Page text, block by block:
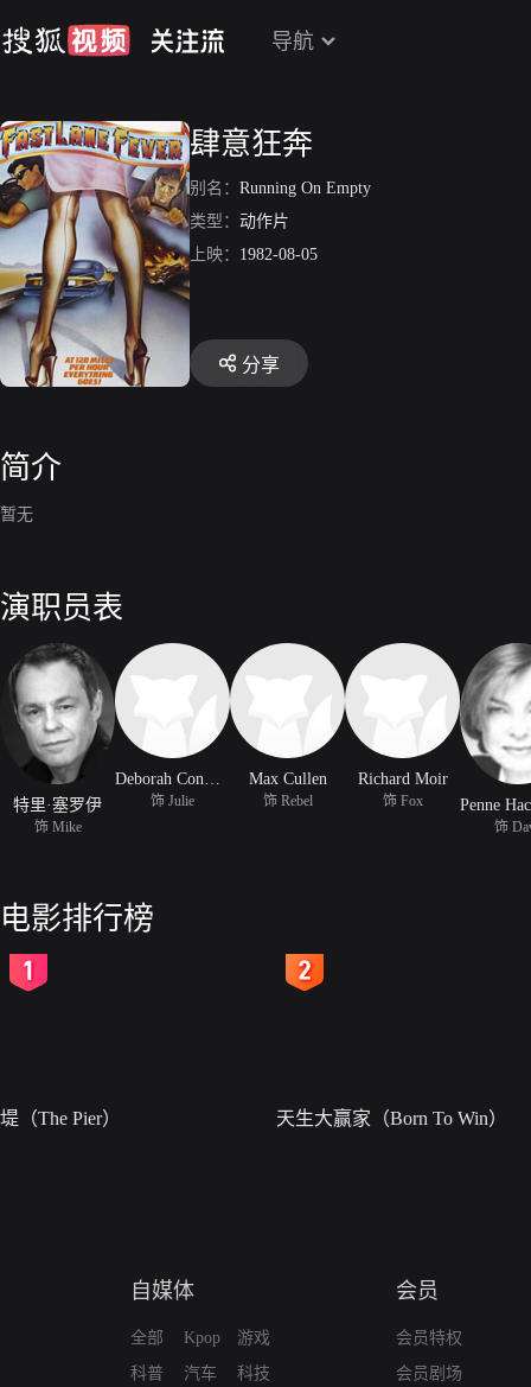
导航
肆意狂奔
别名： Running On Empty
类型： 动作片
上映： 1982-08-05
分享
简介
暂无
演职员表
特里·塞罗伊
饰 Mike
Deborah Conway
饰 Julie
Max Cullen
饰 Rebel
Richard Moir
饰 Fox
饰
电影排行榜
堤（The Pier） 天生大赢家（Born To Win）
自媒体
全部
科普
Kpop
汽车
游戏
科技
会员
会员特权
会员剧场